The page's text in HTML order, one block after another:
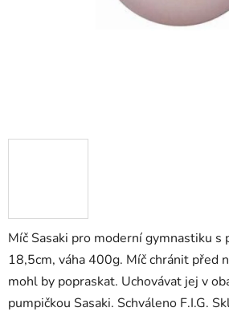
Míč Sasaki pro moderní gymnastiku
18,5cm, váha 400g. Míč chránit před
mohl by popraskat. Uchovávat jej v
pumpičkou Sasaki. Schváleno F.I.G.